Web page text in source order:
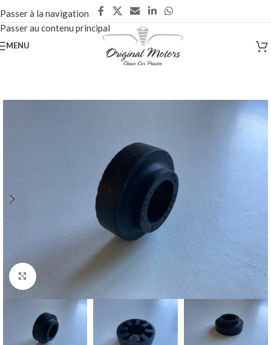
Passer à la navigation
Passer au contenu principal
MENU
Cliquez pour agrandir